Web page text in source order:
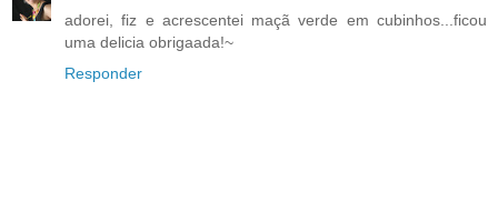
adorei, fiz e acrescentei maçã verde em cubinhos...ficou
uma delicia obrigaada!~
Responder